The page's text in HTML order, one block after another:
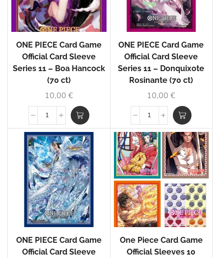
ONE PIECE Card Game
Official Card Sleeve
Series 11 – Boa Hancock
(70 ct)
10,00 €
ONE PIECE Card Game
Official Card Sleeve
Series 11 – Donquixote
Rosinante (70 ct)
10,00€
ONE PIECE Card Game
Official Card Sleeve
One Piece Card Game
Official Sleeves 10